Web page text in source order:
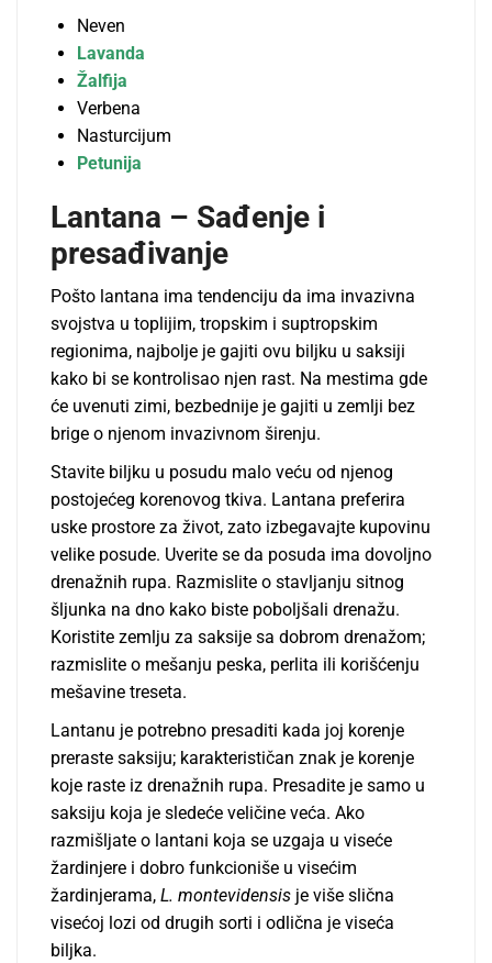
Neven
Lavanda
Žalfija
Verbena
Nasturcijum
Petunija
Lantana – Sađenje i
presađivanje
Pošto lantana ima tendenciju da ima invazivna
svojstva u toplijim, tropskim i suptropskim
regionima, najbolje je gajiti ovu biljku u saksiji
kako bi se kontrolisao njen rast. Na mestima gde
će uvenuti zimi, bezbednije je gajiti u zemlji bez
brige o njenom invazivnom širenju.
Stavite biljku u posudu malo veću od njenog
postojećeg korenovog tkiva. Lantana preferira
uske prostore za život, zato izbegavajte kupovinu
velike posude. Uverite se da posuda ima dovoljno
drenažnih rupa. Razmislite o stavljanju sitnog
šljunka na dno kako biste poboljšali drenažu.
Koristite zemlju za saksije sa dobrom drenažom;
razmislite o mešanju peska, perlita ili korišćenju
mešavine treseta.
Lantanu je potrebno presaditi kada joj korenje
preraste saksiju; karakterističan znak je korenje
koje raste iz drenažnih rupa. Presadite je samo u
saksiju koja je sledeće veličine veća. Ako
razmišljate o lantani koja se uzgaja u viseće
žardinjere i dobro funkcioniše u visećim
žardinjerama, L. montevidensis je više slična
visećoj lozi od drugih sorti i odlična je viseća
biljka.